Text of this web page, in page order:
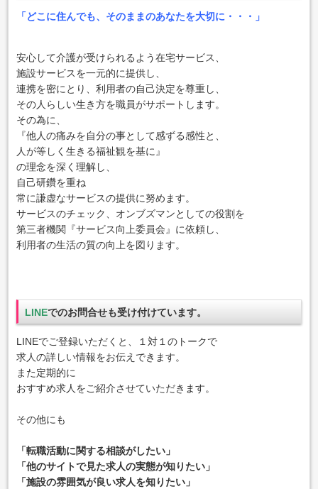
「どこに住んでも、そのままのあなたを大切に・・・」
安心して介護が受けられるよう在宅サービス、
施設サービスを一元的に提供し、
連携を密にとり、利用者の自己決定を尊重し、
その人らしい生き方を職員がサポートします。
その為に、
『他人の痛みを自分の事として感ずる感性と、
人が等しく生きる福祉観を基に』
の理念を深く理解し、
自己研鑽を重ね
常に謙虚なサービスの提供に努めます。
サービスのチェック、オンブズマンとしての役割を
第三者機関『サービス向上委員会』に依頼し、
利用者の生活の質の向上を図ります。
LINEでのお問合せも受け付けています。
LINEでご登録いただくと、１対１のトークで
求人の詳しい情報をお伝えできます。
また定期的に
おすすめ求人をご紹介させていただきます。
その他にも
「転職活動に関する相談がしたい」
「他のサイトで見た求人の実態が知りたい」
「施設の雰囲気が良い求人を知りたい」